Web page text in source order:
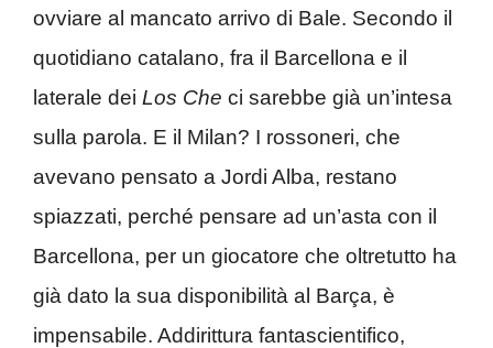
ovviare al mancato arrivo di Bale. Secondo il
quotidiano catalano, fra il Barcellona e il
laterale dei Los Che ci sarebbe già un’intesa
sulla parola. E il Milan? I rossoneri, che
avevano pensato a Jordi Alba, restano
spiazzati, perché pensare ad un’asta con il
Barcellona, per un giocatore che oltretutto ha
già dato la sua disponibilità al Barça, è
impensabile. Addirittura fantascientifico,